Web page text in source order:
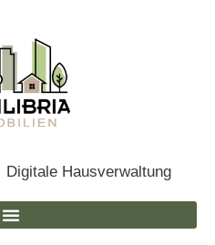
Digitale Hausverwaltung